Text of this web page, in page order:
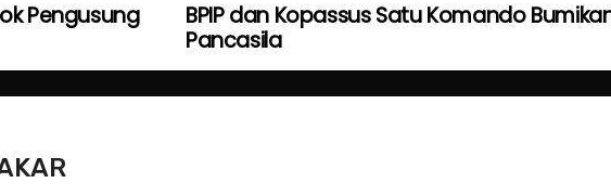
BPIP dan Kopassus Satu Komando
Pancasila
Pengusung